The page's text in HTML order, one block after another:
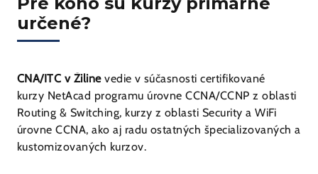
určené?
CNA/ITC v Žilinevedie v súčasnosti certifikované
kurzy NetAcad programu úrovne CCNA/CCNP z oblasti
Routing & Switching, kurzy z oblasti Security a WiFi
úrovne CCNA, ako aj radu ostatných špecializovaných a
kustomizovaných kurzov.